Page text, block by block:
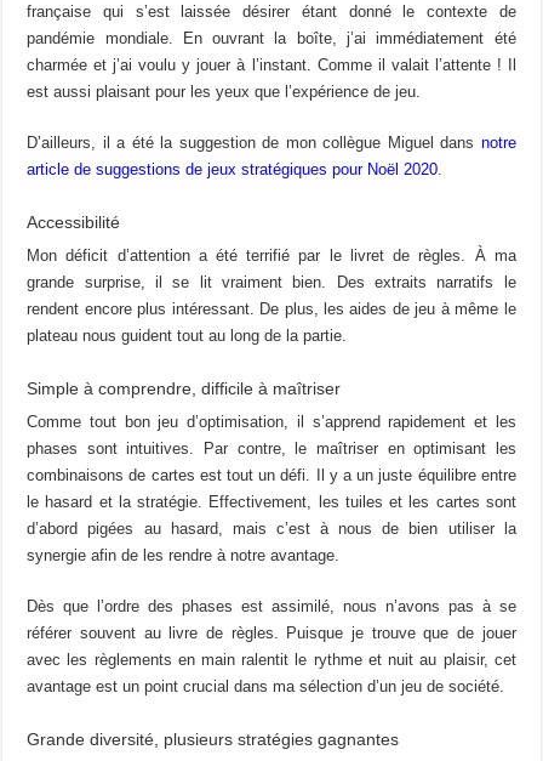
française qui s’est laissée désirer étant donné le contexte de
pandémie mondiale. En ouvrant la boîte, j’ai immédiatement été
charmée et j’ai voulu y jouer à l’instant. Comme il valait l’attente ! Il
est aussi plaisant pour les yeux que l’expérience de jeu.
D’ailleurs, il a été la suggestion de mon collègue Miguel dans notre
article de suggestions de jeux stratégiques pour Noël 2020
Accessibilité
Mon déficit d’attention a été terrifié par le livret de règles. À ma
grande surprise, il se lit vraiment bien. Des extraits narratifs le
rendent encore plus intéressant. De plus, les aides de jeu à même le
plateau nous guident tout au long de la partie.
Simple à comprendre, difficile à maîtriser
Comme tout bon jeu d’optimisation, il s’apprend rapidement et les
phases sont intuitives. Par contre, le maîtriser en optimisant les
combinaisons de cartes est tout un défi. Il y a un juste équilibre entre
le hasard et la stratégie. Effectivement, les tuiles et les cartes sont
d’abord pigées au hasard, mais c’est à nous de bien utiliser la
synergie afin de les rendre à notre avantage.
Dès que l’ordre des phases est assimilé, nous n’avons pas à se
référer souvent au livre de règles. Puisque je trouve que de jouer
avec les règlements en main ralentit le rythme et nuit au plaisir, cet
avantage est un point crucial dans ma sélection d’un jeu de société.
Grande diversité, plusieurs stratégies gagnantes